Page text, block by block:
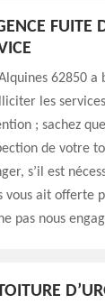
FUITE
62850 a
les
; sachez
de votre
s’il est
vous ait offerte
pas nous